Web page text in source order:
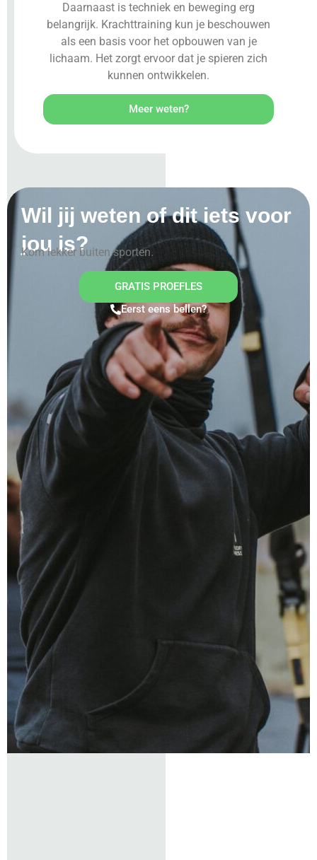
Daarnaast is techniek en beweging erg
belangrijk. Krachttraining kun je beschouwen
als een basis voor het opbouwen van je
lichaam. Het zorgt ervoor dat je spieren zich
kunnen ontwikkelen.
Meer weten?
Wil jij weten of dit iets voor
jou is?
Kom lekker buiten sporten.
GRATIS PROEFLES
Eerst eens bellen?